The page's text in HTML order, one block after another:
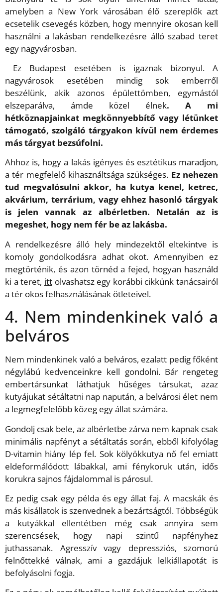
amelyben a New York városában élő szereplők azt
ecsetelik csevegés közben, hogy mennyire okosan kell
használni a lakásban rendelkezésre álló szabad teret
egy nagyvárosban.
Ez Budapest esetében is igaznak bizonyul. A
nagyvárosok esetében mindig sok emberről
beszélünk, akik azonos épülettömben, egymástól
elszeparálva, ámde közel élnek. A mi
hétköznapjainkat megkönnyebbítő vagy létünket
támogató, szolgáló tárgyakon kívül nem érdemes
más tárgyat bezsúfolni.
Ahhoz is, hogy a lakás igényes és esztétikus maradjon,
a tér megfelelő kihasználtsága szükséges. Ez nehezen
tud megvalósulni akkor, ha kutya kenel, ketrec,
akvárium, terrárium, vagy ehhez hasonló tárgyak
is jelen vannak az albérletben. Netalán az is
megeshet, hogy nem fér be az lakásba.
A rendelkezésre álló hely mindezektől eltekintve is
komoly gondolkodásra adhat okot. Amennyiben ez
megtörténik, és azon törnéd a fejed, hogyan használd
ki a teret, ittolvashatsz egy korábbi cikkünk tanácsairól
a tér okos felhasználásának ötleteivel.
4. Nem mindenkinek való a
belváros
Nem mindenkinek való a belváros, ezalatt pedig főként
négylábú kedvenceinkre kell gondolni. Bár rengeteg
embertársunkat láthatjuk hűséges társukat, azaz
kutyájukat sétáltatni nap napután, a belvárosi élet nem
a legmegfelelőbb közeg egy állat számára.
Gondolj csak bele, az albérletbe zárva nem kapnak csak
minimális napfényt a sétáltatás során, ebből kifolyólag
D-vitamin hiány lép fel. Sok kölyökkutya nő fel emiatt
eldeformálódott lábakkal, ami fénykoruk után, idős
korukra sajnos fájdalommal is párosul.
Ez pedig csak egy példa és egy állat faj. A macskák és
más kisállatok is szenvednek a bezártságtól. Többségük
a kutyákkal ellentétben még csak annyira sem
szerencsések, hogy napi szintű napfényhez
juthassanak. Agresszív vagy depressziós, szomorú
felnőttekké válnak, ami a gazdájuk lelkiállapotát is
befolyásolni fogja.